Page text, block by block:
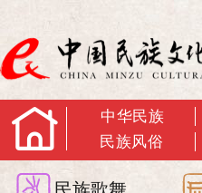
中华民族
民族风俗